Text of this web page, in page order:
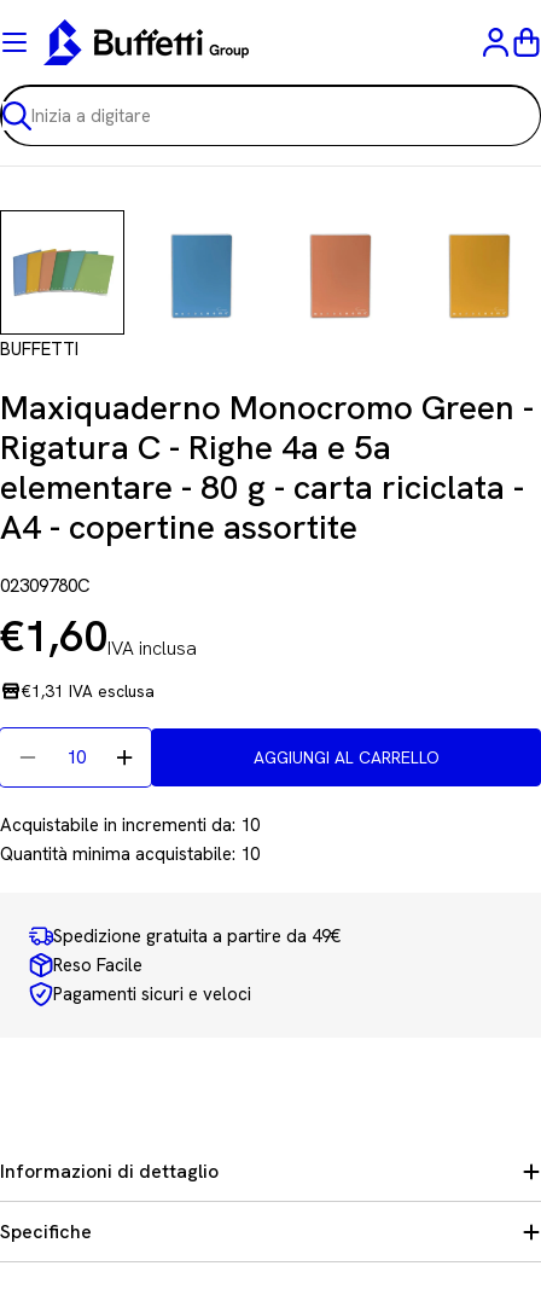
al
contenuto
Ricerca
BUFFETTI
Maxiquaderno Monocromo Green -
Rigatura C - Righe 4a e 5a
elementare - 80 g - carta riciclata -
A4 - copertine assortite
02309780C
Prezzo
normale
€1,60IVA inclusa
€1,31 IVA esclusa
Diminuisci La Quantità Per Maxiquaderno
Aumenta La Quantità Per Maxiquaderno
AGGIUNGI AL CARRELLO
Acquistabile in incrementi da: 10
Quantità minima acquistabile: 10
Spedizione gratuita a partire da 49€
Reso Facile
Pagamenti sicuri e veloci
Informazioni di dettaglio
Specifiche